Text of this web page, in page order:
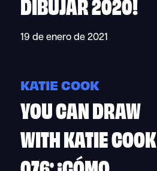
19 de enero de 2021
KATIE COOK
YOU CAN DRAW
WITH KATIE COOK